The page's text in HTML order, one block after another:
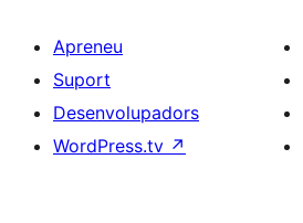
Apreneu
Suport
Desenvolupadors
WordPress.tv ↗